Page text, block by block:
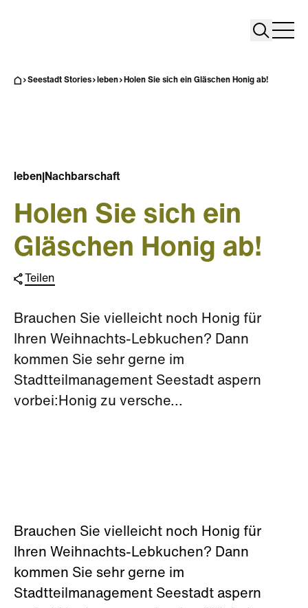
Search
Seestadt Stories leben Holen Sie sich ein Gläschen Honig ab!
leben Nachbarschaft
Holen Sie sich ein
Gläschen Honig ab!
Teilen
Brauchen Sie vielleicht noch Honig für
Ihren Weihnachts-Lebkuchen? Dann
kommen Sie sehr gerne im
Stadtteilmanagement Seestadt aspern
vorbei:Honig zu versche...
Brauchen Sie vielleicht noch Honig für
Ihren Weihnachts-Lebkuchen? Dann
kommen Sie sehr gerne im
Stadtteilmanagement Seestadt aspern